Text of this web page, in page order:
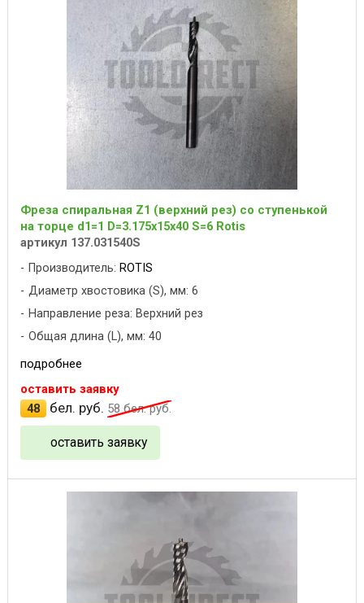
Фреза спиральная Z1 (верхний рез) со ступенькой
на торце d1=1 D=3.175x15x40 S=6 Rotis
артикул 137.031540S
Производитель: ROTIS
Диаметр хвостовика (S), мм: 6
Направление реза: Верхний рез
Общая длина (L), мм: 40
подробнее
оставить заявку
48
бел. руб. 58бел. руб.
оставить заявку